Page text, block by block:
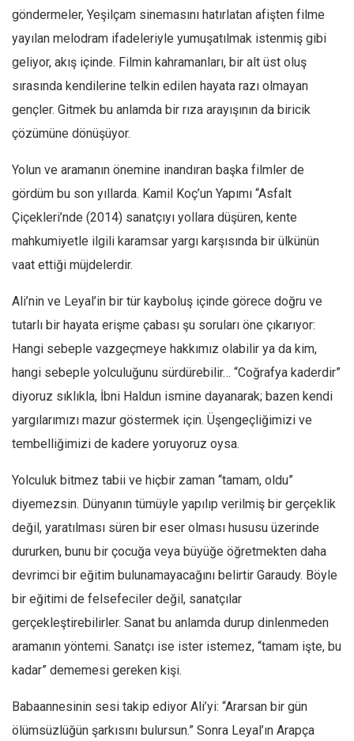
İslam Dünyası
Amerika
Avustralya
Tarih
Düşünce
Dosyalar
göndermeler, Yeşilçam sinemasını hatırlatan afişten filme
yayılan melodram ifadeleriyle yumuşatılmak istenmiş gibi
geliyor, akış içinde. Filmin kahramanları, bir alt üst oluş
sırasında kendilerine telkin edilen hayata razı olmayan
gençler. Gitmek bu anlamda bir rıza arayışının da biricik
çözümüne dönüşüyor.
Yolun ve aramanın önemine inandıran başka filmler de
gördüm bu son yıllarda. Kamil Koç’un Yapımı “Asfalt
Çiçekleri’nde (2014) sanatçıyı yollara düşüren, kente
mahkumiyetle ilgili karamsar yargı karşısında bir ülkünün
vaat ettiği müjdelerdir.
Ali’nin ve Leyal’in bir tür kayboluş içinde görece doğru ve
tutarlı bir hayata erişme çabası şu soruları öne çıkarıyor:
Hangi sebeple vazgeçmeye hakkımız olabilir ya da kim,
hangi sebeple yolculuğunu sürdürebilir… “Coğrafya kaderdir”
diyoruz sıklıkla, İbni Haldun ismine dayanarak; bazen kendi
yargılarımızı mazur göstermek için. Üşengeçliğimizi ve
tembelliğimizi de kadere yoruyoruz oysa.
Yolculuk bitmez tabii ve hiçbir zaman “tamam, oldu”
diyemezsin. Dünyanın tümüyle yapılıp verilmiş bir gerçeklik
değil, yaratılması süren bir eser olması hususu üzerinde
dururken, bunu bir çocuğa veya büyüğe öğretmekten daha
devrimci bir eğitim bulunamayacağını belirtir Garaudy. Böyle
bir eğitimi de felsefeciler değil, sanatçılar
gerçekleştirebilirler. Sanat bu anlamda durup dinlenmeden
aramanın yöntemi. Sanatçı ise ister istemez, “tamam işte, bu
kadar” dememesi gereken kişi.
Babaannesinin sesi takip ediyor Ali’yi: “Ararsan bir gün
ölümsüzlüğün şarkısını bulursun.” Sonra Leyal’ın Arapça